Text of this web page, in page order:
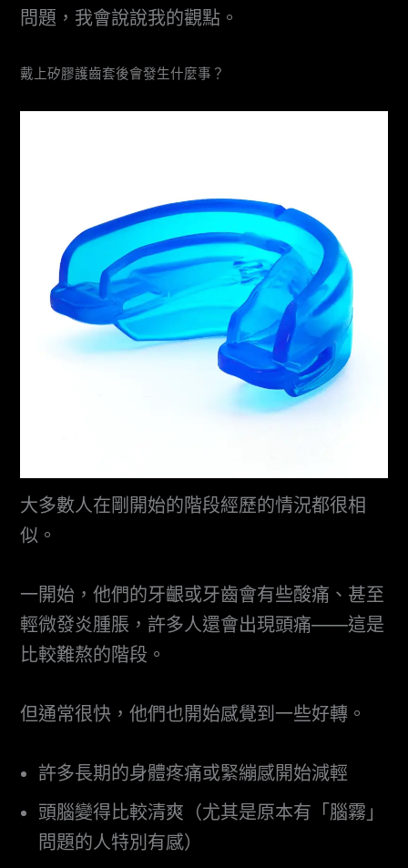
問題，我會說說我的觀點。
戴上矽膠護齒套後會發生什麼事？
大多數人在剛開始的階段經歷的情況都很相
似。
一開始，他們的牙齦或牙齒會有些酸痛、甚至
輕微發炎腫脹，許多人還會出現頭痛——這是
比較難熬的階段。
但通常很快，他們也開始感覺到一些好轉。
許多長期的身體疼痛或緊繃感開始減輕
頭腦變得比較清爽（尤其是原本有「腦霧」
問題的人特別有感）